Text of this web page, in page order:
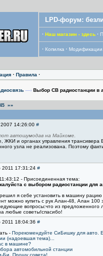
LPD-форум:
· Наш магазин - здесь ·
· Копилка · Модификации
· Правила ·
—› Выбор СВ радиостанции в
45 »»
14:26:00 #
автошумодав на Майкоме.
ЖКИ и органах управления трансивера
узла не реализована. Поэтому
2011 17:31:24 #
- Присоединенная тема:
с выбором радиостанции для
я себе установить в машину рацию
можно купить с рук Алан-48, Алан
вопросы:что из предложенного
любые советы!спасибо!
18:04:36 #
- Порекомендуйте СиБишку для авто.
(надоевшая тема)...
в машине?
автомобильной станции
Би. Прошу совета!